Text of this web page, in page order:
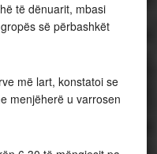
të dënuarit, mbasi
së përbashkët
më lart, konstatoi se
menjëherë u varrosen